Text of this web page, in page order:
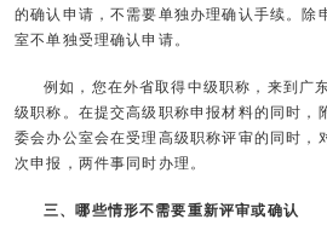
的确认申请，不需要单独办理确认手续。除
室不单独受理确认申请。
例如，您在外省取得中级职称，来到广
级职称。在提交高级职称申报材料的同时，
委会办公室会在受理高级职称评审的同时，
次申报，两件事同时办理。
三、哪些情形不需要重新评审或确认